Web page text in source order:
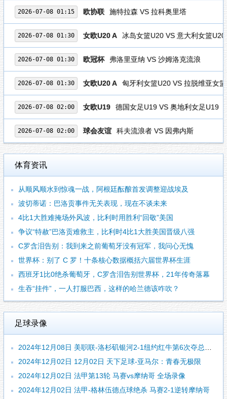
2026-07-08 01:15 欧协联 施特拉森 VS 拉科奥里塔
2026-07-08 01:30 女欧U20 A 冰岛女篮U20 VS 意大利女篮U20
2026-07-08 01:30 欧冠杯 弗洛里亚纳 VS 沙姆洛克流浪
2026-07-08 01:30 女欧U20 A 匈牙利女篮U20 VS 拉脱维亚女
2026-07-08 02:00 女欧U19 德国女足U19 VS 奥地利女足U19
2026-07-08 02:00 球会友谊 科夫流浪者 VS 因弗内斯
体育资讯
从顺风顺水到惊魂一战，阿根廷酝酿首发调整迎战埃及
波切蒂诺：巴洛贡事件无关表现，现在不谈未来
4比1大胜难掩场外风波，比利时用胜利“回敬”美国
争议“特赦”巴洛贡难救主，比利时4比1大胜美国晋级八强
C罗含泪告别：我到来之前葡萄牙没有冠军，我问心无愧
世界杯：别了 C 罗！十条核心数据概括六届世界杯生涯
西班牙1比0绝杀葡萄牙，C罗含泪告别世界杯，21年传奇落幕
生吞“挂件”，一人打服巴西，这样的哈兰德该咋吹？
足球录像
2024年12月08日 美职联-洛杉矶银河2-1纽约红牛第6次夺总冠军 罗伊斯个人联赛首冠
2024年12月02日 12月02日 天下足球-亚马尔：青春无极限
2024年12月02日 法甲第13轮 马赛vs摩纳哥 全场录像
2024年12月02日 法甲-格林伍德点球绝杀 马赛2-1逆转摩纳哥